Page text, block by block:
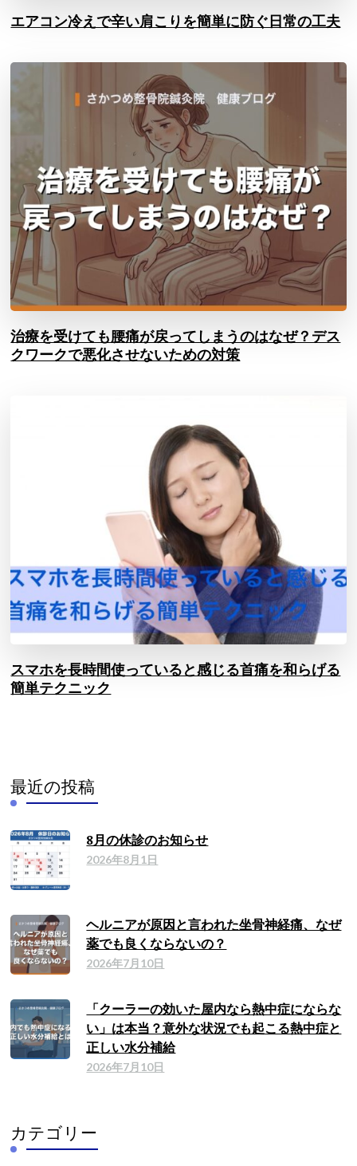
エアコン冷えで辛い肩こりを簡単に防ぐ日常の工夫
治療を受けても腰痛が戻ってしまうのはなぜ？デス
クワークで悪化させないための対策
スマホを長時間使っていると感じる首痛を和らげる
簡単テクニック
最近の投稿
8月の休診のお知らせ
2026年8月1日
ヘルニアが原因と言われた坐骨神経痛、なぜ
薬でも良くならないの？
2026年7月10日
「クーラーの効いた屋内なら熱中症にならな
い」は本当？意外な状況でも起こる熱中症と
正しい水分補給
2026年7月10日
カテゴリー